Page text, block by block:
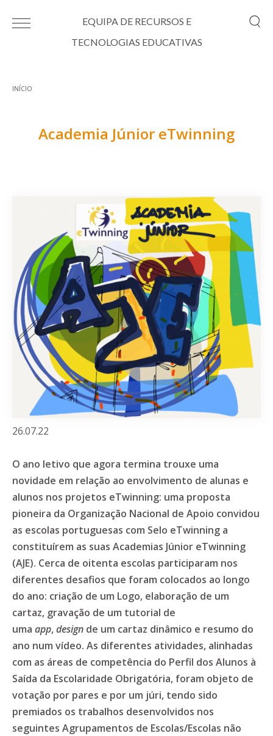
EQUIPA DE RECURSOS E
TECNOLOGIAS EDUCATIVAS
INÍCIO
Academia Júnior eTwinning
26.07.22
O ano letivo que agora termina trouxe uma
novidade em relação ao envolvimento de alunas e
alunos nos projetos eTwinning: uma proposta
pioneira da Organização Nacional de Apoio convidou
as escolas portuguesas com Selo eTwinning a
constituírem as suas Academias Júnior eTwinning
(AJE). Cerca de oitenta escolas participaram nos
diferentes desafios que foram colocados ao longo
do ano: criação de um Logo, elaboração de um
cartaz, gravação de um tutorial de
uma app,design de um cartaz dinâmico e resumo do
ano num vídeo. As diferentes atividades, alinhadas
com as áreas de competência do Perfil dos Alunos à
Saída da Escolaridade Obrigatória, foram objeto de
votação por pares e por um júri, tendo sido
premiados os trabalhos desenvolvidos nos
seguintes Agrupamentos de Escolas/Escolas não